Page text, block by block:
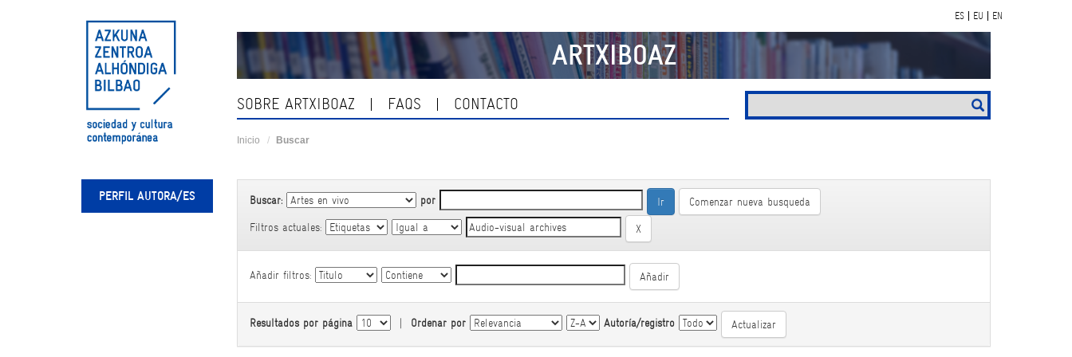
ES EU EN
ARTXIBOAZ
SOBRE ARTXIBOAZ FAQS CONTACTO
Inicio Buscar
PERFIL AUTORA/ES Buscar: por Comenzar nueva busqueda
Filtros actuales:
Añadir filtros:
Resultados por página | Ordenar por Autoría/registro